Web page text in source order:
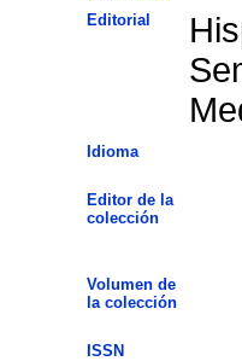
Editorial
Idioma
Editor de la
colección
Volumen de
la colección
ISSN